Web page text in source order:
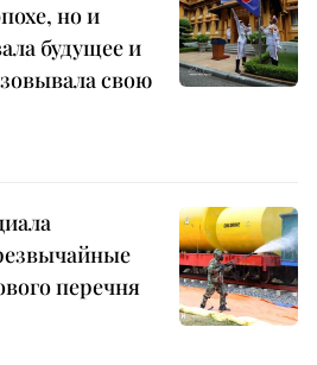
но и
будущее и
свою
перечня